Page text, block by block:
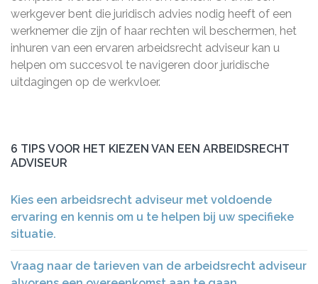
werkgever bent die juridisch advies nodig heeft of een
werknemer die zijn of haar rechten wil beschermen, het
inhuren van een ervaren arbeidsrecht adviseur kan u
helpen om succesvol te navigeren door juridische
uitdagingen op de werkvloer.
6 TIPS VOOR HET KIEZEN VAN EEN ARBEIDSRECHT
ADVISEUR
Kies een arbeidsrecht adviseur met voldoende
ervaring en kennis om u te helpen bij uw specifieke
situatie.
Vraag naar de tarieven van de arbeidsrecht adviseur